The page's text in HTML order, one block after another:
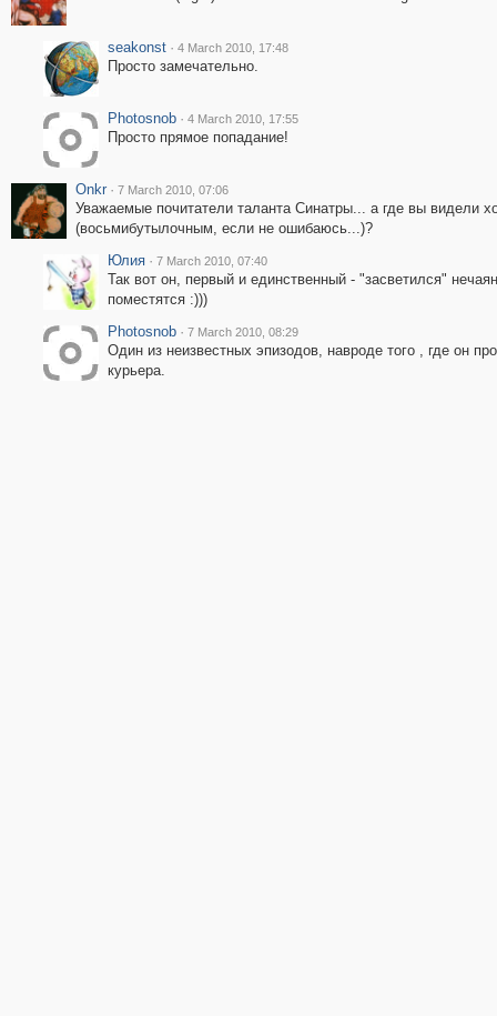
seakonst · 4 March 2010, 17:48
Просто замечательно.
Photosnob · 4 March 2010, 17:55
Просто прямое попадание!
Onkr · 7 March 2010, 07:06
Уважаемые почитатели таланта Синатры... а где вы видели
(восьмибутылочным, если не ошибаюсь...)?
Юлия · 7 March 2010, 07:40
Так вот он, первый и единственный - "засветился"
поместятся :)))
Photosnob · 7 March 2010, 08:29
Один из неизвестных эпизодов, навроде того , где он
курьера.